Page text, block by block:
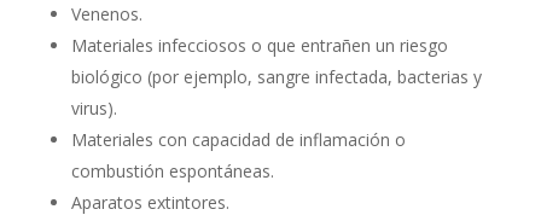
Venenos.
Materiales infecciosos o que entrañen un riesgo
biológico (por ejemplo, sangre infectada, bacterias y
virus).
Materiales con capacidad de inflamación o
combustión espontáneas.
Aparatos extintores.